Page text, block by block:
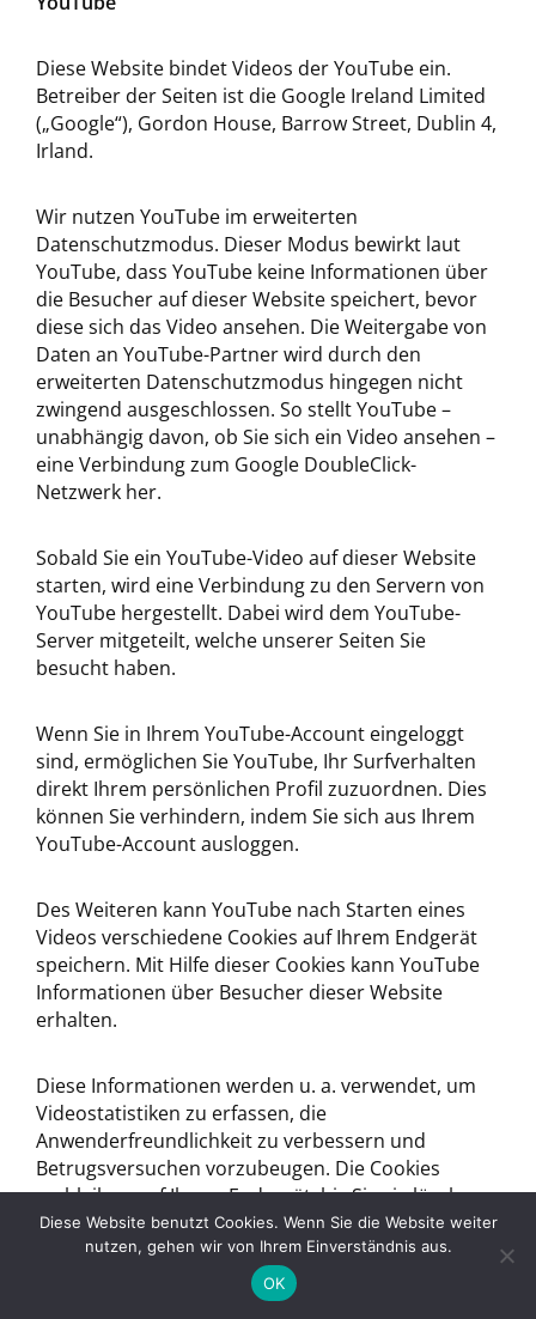
Diese Website bindet Videos der YouTube ein.
Betreiber der Seiten ist die Google Ireland Limited
(„Google“), Gordon House, Barrow Street, Dublin 4,
Irland.
Wir nutzen YouTube im erweiterten
Datenschutzmodus. Dieser Modus bewirkt laut
YouTube, dass YouTube keine Informationen über
die Besucher auf dieser Website speichert, bevor
diese sich das Video ansehen. Die Weitergabe von
Daten an YouTube-Partner wird durch den
erweiterten Datenschutzmodus hingegen nicht
zwingend ausgeschlossen. So stellt YouTube –
unabhängig davon, ob Sie sich ein Video ansehen –
eine Verbindung zum Google DoubleClick-
Netzwerk her.
Sobald Sie ein YouTube-Video auf dieser Website
starten, wird eine Verbindung zu den Servern von
YouTube hergestellt. Dabei wird dem YouTube-
Server mitgeteilt, welche unserer Seiten Sie
besucht haben.
Wenn Sie in Ihrem YouTube-Account eingeloggt
sind, ermöglichen Sie YouTube, Ihr Surfverhalten
direkt Ihrem persönlichen Profil zuzuordnen. Dies
können Sie verhindern, indem Sie sich aus Ihrem
YouTube-Account ausloggen.
Des Weiteren kann YouTube nach Starten eines
Videos verschiedene Cookies auf Ihrem Endgerät
speichern. Mit Hilfe dieser Cookies kann YouTube
Informationen über Besucher dieser Website
erhalten.
Diese Informationen werden u. a. verwendet, um
Videostatistiken zu erfassen, die
Anwenderfreundlichkeit zu verbessern und
Betrugsversuchen vorzubeugen. Die Cookies
verbleiben auf Ihrem Endgerät, bis Sie sie löschen.
Gegebenenfalls können nach dem Start eines
YouTube-Videos weitere
Datenverarbeitungsvorgänge ausgelöst werden,
auf die wir keinen Einfluss haben.
Diese Website benutzt Cookies. Wenn Sie die Website weiter
nutzen, gehen wir von Ihrem Einverständnis aus.
OK